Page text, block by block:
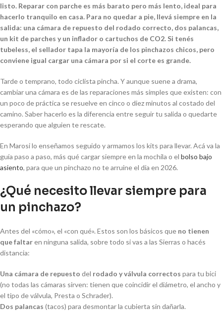
listo. Reparar con parche es más barato pero más lento, ideal para
hacerlo tranquilo en casa. Para no quedar a pie, llevá siempre en la
salida: una cámara de repuesto del rodado correcto, dos palancas,
un kit de parches y un inflador o cartuchos de CO2. Si tenés
tubeless, el sellador tapa la mayoría de los pinchazos chicos, pero
conviene igual cargar una cámara por si el corte es grande.
Tarde o temprano, todo ciclista pincha. Y aunque suene a drama,
cambiar una cámara es de las reparaciones más simples que existen: con
un poco de práctica se resuelve en cinco o diez minutos al costado del
camino. Saber hacerlo es la diferencia entre seguir tu salida o quedarte
esperando que alguien te rescate.
En Marosi lo enseñamos seguido y armamos los kits para llevar. Acá va la
guía paso a paso, más qué cargar siempre en la mochila o el bolso bajo
asiento, para que un pinchazo no te arruine el día en 2026.
¿Qué necesito llevar siempre para
un pinchazo?
Antes del «cómo», el «con qué». Estos son los básicos que no tienen
que faltaren ninguna salida, sobre todo si vas a las Sierras o hacés
distancia:
Una cámara de repuesto del rodado y válvula correctos para tu bici
(no todas las cámaras sirven: tienen que coincidir el diámetro, el ancho y
el tipo de válvula, Presta o Schrader).
Dos palancas (tacos) para desmontar la cubierta sin dañarla.